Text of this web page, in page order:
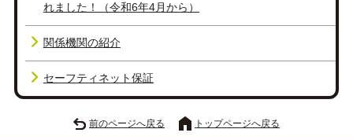
れました！（令和6年4月から）
関係機関の紹介
セーフティネット保証
前のページへ戻る トップページへ戻る